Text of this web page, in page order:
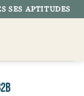
SES APTITUDES